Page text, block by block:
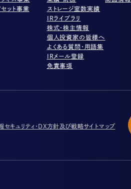
セット事業
ストレージ室数実績
IRライブラリ
株式・株主情報
個人投資家の皆様へ
よくある質問・用語集
IRメール登録
免責事項
セキュリティ・DX方針及び戦略サイトマップ